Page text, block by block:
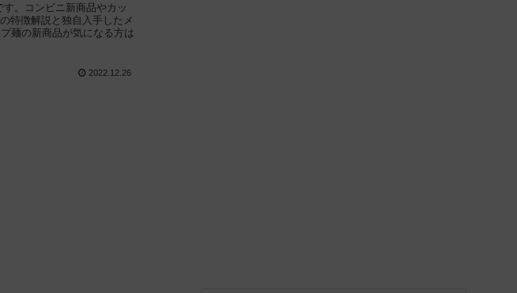
。コンビニ新商品やカッ
特徴解説と独自入手したメ
麺の新商品が気になる方は
2022.12.26